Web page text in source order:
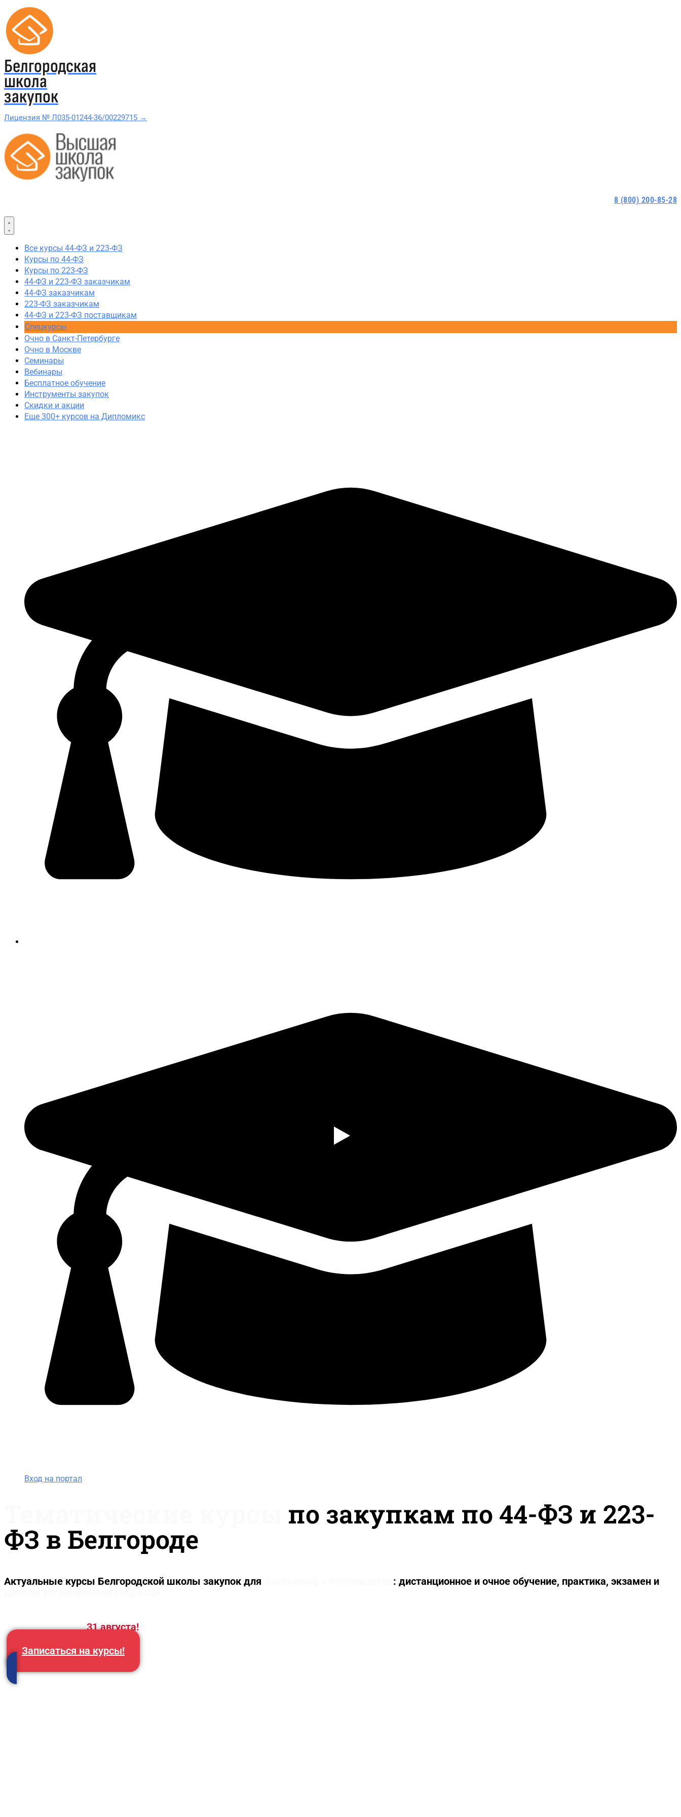
Белгородская
школа
закупок
Лицензия № Л035-01244-36/00229715 →
Проверить в реестре Рособрнадзора →
223-ФЗ заказчикам
44-ФЗ и 223-ФЗ поставщикам
Очно в Москве
Очно в Санкт-Петербурге
Семинары
Вебинары
Спецкурсы
Скидки и акции
Вход на портал
8 (800) 200-85-28
Все курсы 44-ФЗ и 223-ФЗ
Курсы по 44-ФЗ
Курсы по 223-ФЗ
44-ФЗ и 223-ФЗ заказчикам
44-ФЗ заказчикам
223-ФЗ заказчикам
44-ФЗ и 223-ФЗ поставщикам
Спецкурсы
Очно в Санкт-Петербурге
Очно в Москве
Семинары
Вебинары
Бесплатное обучение
Инструменты закупок
Скидки и акции
Еще 300+ курсов на Дипломикс
Вход на портал
по закупкам по 44-ФЗ и 223-
ФЗ в Белгороде
Актуальные курсы Белгородской школы закупок для
: дистанционное и очное обучение, практика, экзамен и
Скидка истекает31 августа!
Записаться на курсы!